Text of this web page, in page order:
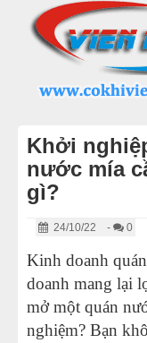
Khởi
nước mía
gì?
24/10/22 - 0
Kinh doanh
doanh mang lại
mở một quán
nghiệm? Bạn
DANH MỤC SẢN
MÁY ÉP MÍA 2025
MÁY ÉP NƯỚC MÍA
XE NƯỚC MÍA SIÊU
MÁY CẠO VỎ MÍA
MÁY PHỤC VỤ GIẢI
LINH KIỆN MÁY ÉP